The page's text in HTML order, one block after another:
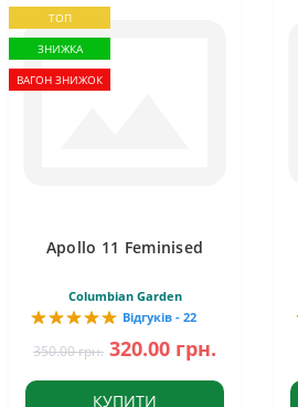
ТОП
ЗНИЖКА
ВАГОН ЗНИЖОК
Apollo 11 Feminised
Columbian Garden
Відгуків - 22
350.00 грн. 320.00 грн.
КУПИТИ